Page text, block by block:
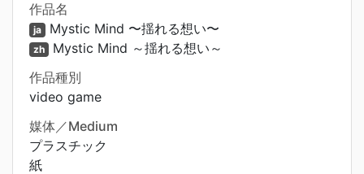
作品名
ja Mystic Mind 〜揺れる想い〜
zh Mystic Mind ～揺れる想い～
作品種別
video game
媒体／Medium
プラスチック
紙